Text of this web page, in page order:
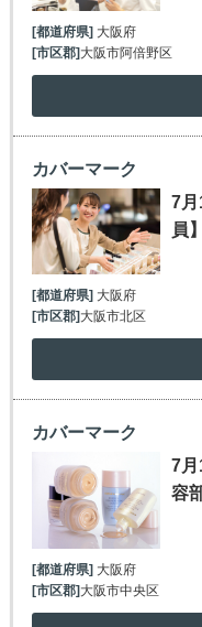
[都道府県] 大阪府
[市区郡] 大阪市阿倍野区
カバーマーク
7月
員
[都道府県] 大阪府
[市区郡] 大阪市北区
カバーマーク
7月
容
[都道府県] 大阪府
[市区郡] 大阪市中央区